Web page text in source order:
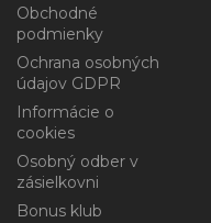
Obchodné
podmienky
Ochrana osobných
údajov GDPR
Informácie o
cookies
Osobný odber v
zásielkovni
Bonus klub